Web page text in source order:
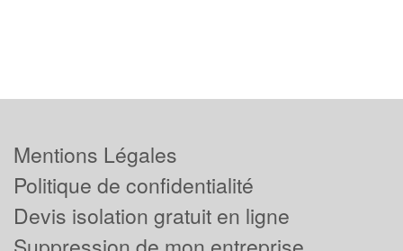
Mentions Légales
Politique de confidentialité
Devis isolation gratuit en ligne